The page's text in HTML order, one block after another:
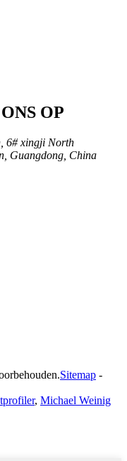
OP
6# xingji North
Guangdong, China
Sitemap -
, Michael Weinig